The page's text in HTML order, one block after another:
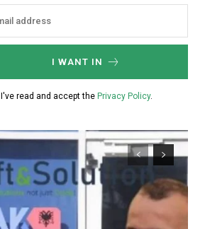
I WANT IN
I've read and accept the Privacy Policy.